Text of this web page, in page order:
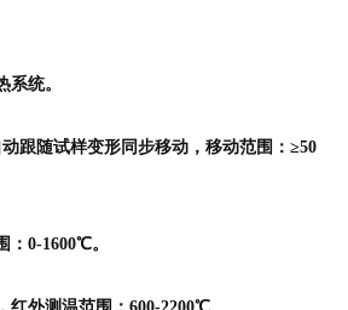
系统。
跟随试样变形同步移动，移动范围：≥50
：0-1600℃。